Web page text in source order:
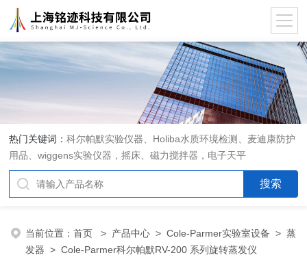
热门关键词：科尔帕默实验仪器、Holiba水质环境检测、麦迪康防护
用品、wiggens实验仪器，摇床、磁力搅拌器，电子天平
当前位置：首页 > 产品中心 >Cole-Parmer实验室设备 >蒸
发器 > Cole-Parmer科尔帕默RV-200 系列旋转蒸发仪